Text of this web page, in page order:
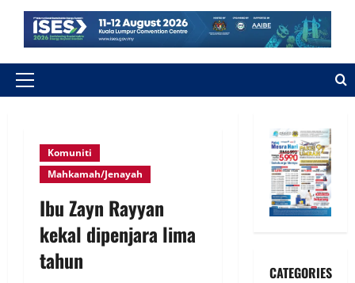
Komuniti
Mahkamah/Jenayah
Ibu Zayn Rayyan
kekal dipenjara lima
tahun
CATEGORIES